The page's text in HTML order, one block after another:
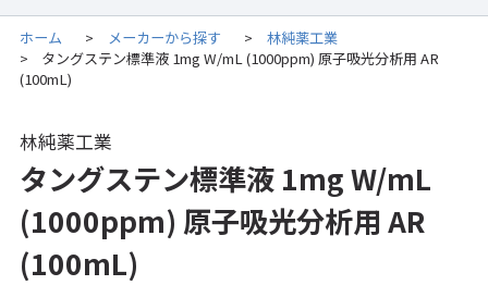
ホーム > メーカーから探す > 林純薬工業
>
タングステン標準液 1mg W/mL (1000ppm) 原子吸光分析用 AR
(100mL)
林純薬工業
タングステン標準液 1mg W/mL
(1000ppm) 原子吸光分析用 AR
(100mL)